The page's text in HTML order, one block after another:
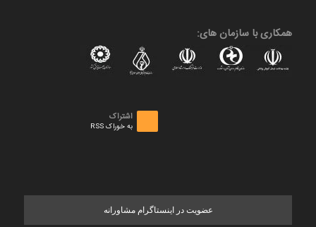
همکاری با سازمان های:
اشتراک
به خوراک RSS
عضویت در اینستاگرام مشاورانه